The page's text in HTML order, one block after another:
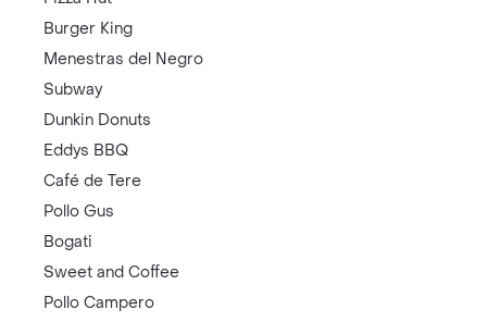
Burger King
Menestras del Negro
Subway
Dunkin Donuts
Eddys BBQ
Café de Tere
Pollo Gus
Bogati
Sweet and Coffee
Pollo Campero